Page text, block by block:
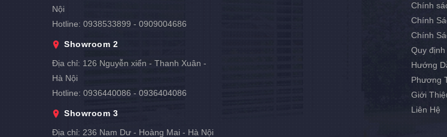
Nội
Hotline: 0938533899 - 0909004686
Showroom 2
Địa chỉ: 126 Nguyễn xiển - Thanh Xuân -
Hà Nội
Hotline: 0936440086 - 0936404086
Showroom 3
Địa chỉ: 236 Nam Dư - Hoàng Mai - Hà Nội
Chính
Chính
Chính
Quy
Hướng
Phương
Giới
Liên Hệ